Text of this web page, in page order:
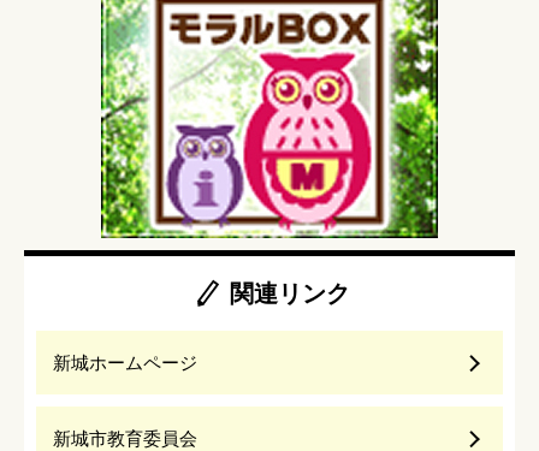
関連リンク
新城ホームページ
新城市教育委員会